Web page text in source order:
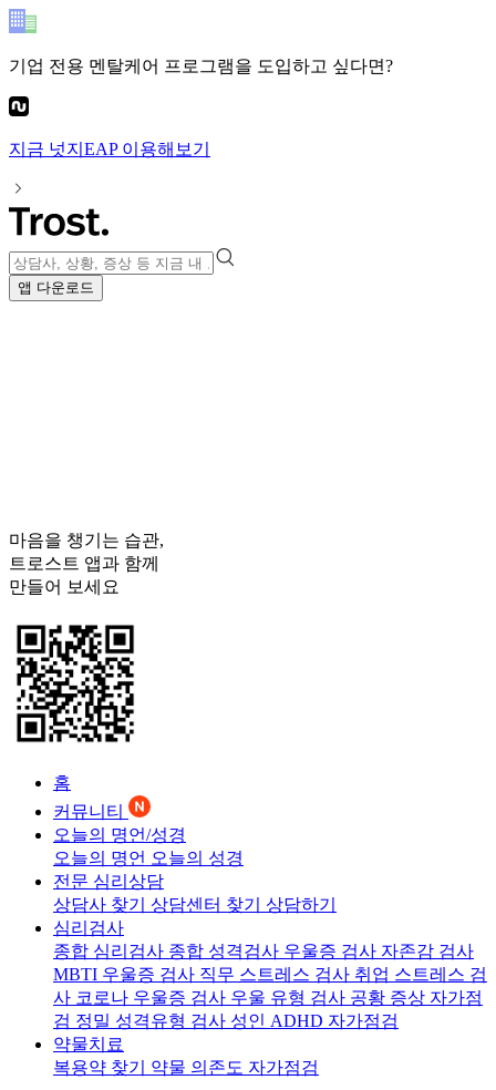
기업 전용 멘탈케어 프로그램을 도입하고 싶다면?
지금 넛지EAP이용해보기
앱 다운로드
마음을 챙기는 습관,
트로스트 앱과 함께
만들어 보세요
홈
커뮤니티
오늘의 명언/성경
오늘의 명언 오늘의 성경
전문 심리상담
상담사 찾기 상담센터 찾기 상담하기
심리검사
종합 심리검사 종합 성격검사 우울증 검사 자존감 검사
MBTI 우울증 검사 직무 스트레스 검사 취업 스트레스 검
사 코로나 우울증 검사 우울 유형 검사 공황 증상 자가점
검 정밀 성격유형 검사 성인 ADHD 자가점검
약물치료
복용약 찾기 약물 의존도 자가점검